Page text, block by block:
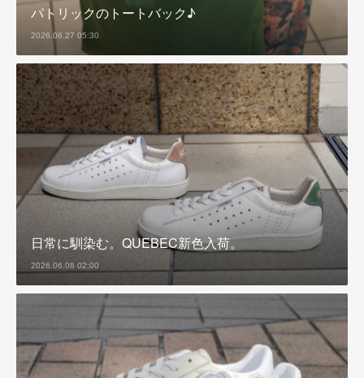
パトリックのトートバック♪
2026.06.27 05:30
日常に馴染む。QUEBEC新色入荷。
2026.06.08 02:00